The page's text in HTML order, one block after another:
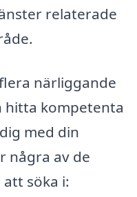
relaterade
närliggande
hitta kompetenta
med din
några av de
söka i: